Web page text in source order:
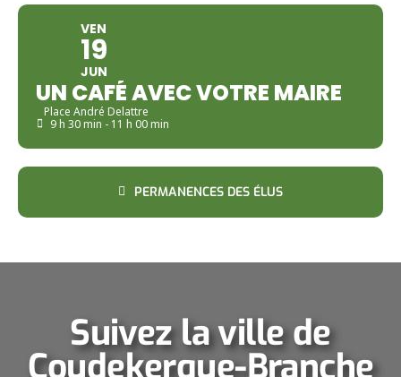
VEN
19
JUN
UN CAFÉ AVEC VOTRE MAIRE
Place André Delattre
9 h 30 min - 11 h 00 min
PERMANENCES DES ÉLUS
Suivez la ville de
Coudekerque-Branche